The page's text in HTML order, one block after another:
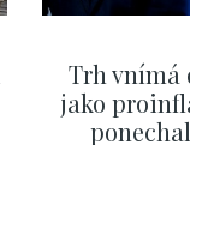
Trh vnímá
jako
ponechali